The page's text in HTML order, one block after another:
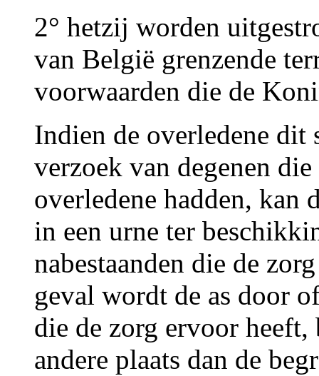
2° hetzij worden
van België grenzende
voorwaarden die de
Indien de overledene
verzoek van degenen
overledene hadden, kan
in een urne ter
nabestaanden die de
geval wordt de as door
die de zorg ervoor heeft,
andere plaats dan de